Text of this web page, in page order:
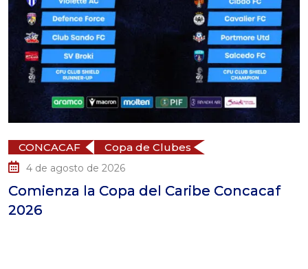
Copa de Clubes
de 2026
la Copa del Caribe Concacaf